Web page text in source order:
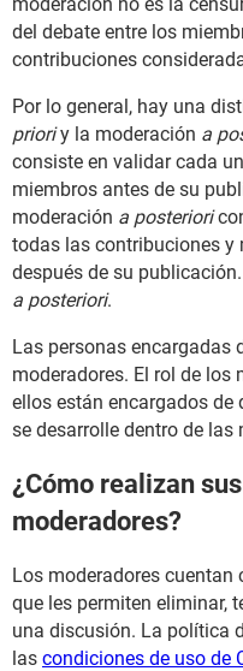
del debate entre los
contribuciones
Por lo general, hay una
prioriy la moderación a
consiste en validar cada
miembros antes de su
moderación a posteriori
todas las contribuciones
después de su publicación.
a posteriori.
Las personas encargadas
moderadores. El rol de los
ellos están encargados de
se desarrolle dentro de las
¿Cómo realizan
moderadores?
Los moderadores
que les permiten eliminar,
una discusión. La política
las condiciones de uso de